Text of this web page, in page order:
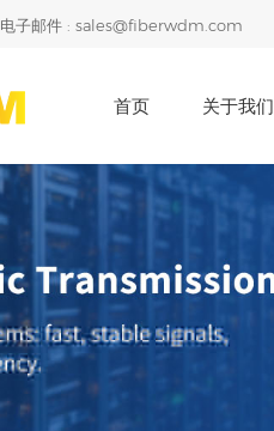
电子邮件 : sales@fiberwdm.com
首页 关于我们